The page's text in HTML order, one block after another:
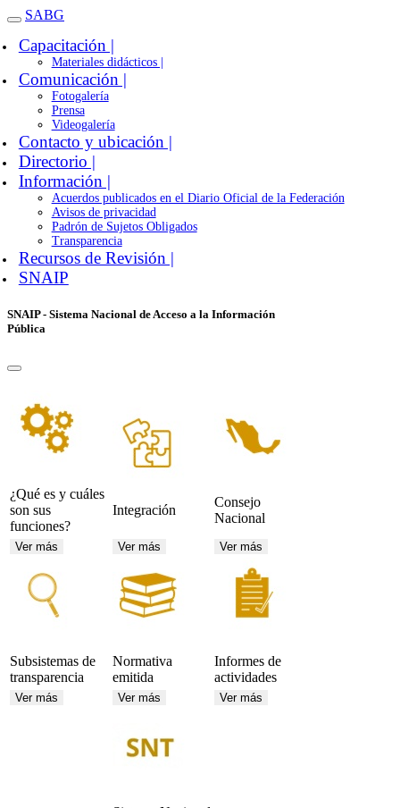
SABG
Capacitación |
Materiales didácticos |
Comunicación |
Fotogalería
Prensa
Videogalería
Contacto y ubicación |
Directorio |
Información |
Acuerdos publicados en el Diario Oficial de la Federación
Avisos de privacidad
Padrón de Sujetos Obligados
Transparencia
Recursos de Revisión |
SNAIP
SNAIP - Sistema Nacional de Acceso a la Información
Pública
¿Qué es y cuáles
son sus
funciones?
Integración
Consejo
Nacional
Ver más Ver más Ver más
Subsistemas de
transparencia
Normativa
emitida
Informes de
actividades
Ver más Ver más Ver más